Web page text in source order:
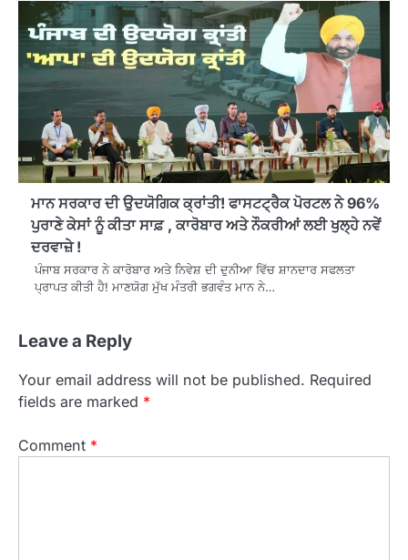
ਮਾਨ ਸਰਕਾਰ ਦੀ ਉਦਯੋਗਿਕ ਕ੍ਰਾਂਤੀ! ਫਾਸਟਟ੍ਰੈਕ ਪੋਰਟਲ ਨੇ 96%
ਪੁਰਾਣੇ ਕੇਸਾਂ ਨੂੰ ਕੀਤਾ ਸਾਫ਼ , ਕਾਰੋਬਾਰ ਅਤੇ ਨੌਕਰੀਆਂ ਲਈ ਖੁਲ੍ਹੇ ਨਵੇਂ
ਦਰਵਾਜ਼ੇ !
ਪੰਜਾਬ ਸਰਕਾਰ ਨੇ ਕਾਰੋਬਾਰ ਅਤੇ ਨਿਵੇਸ਼ ਦੀ ਦੁਨੀਆ ਵਿੱਚ ਸ਼ਾਨਦਾਰ ਸਫਲਤਾ
ਪ੍ਰਾਪਤ ਕੀਤੀ ਹੈ! ਮਾਣਯੋਗ ਮੁੱਖ ਮੰਤਰੀ ਭਗਵੰਤ ਮਾਨ ਨੇ…
Leave a Reply
Your email address will not be published. Required
fields are marked *
Comment *